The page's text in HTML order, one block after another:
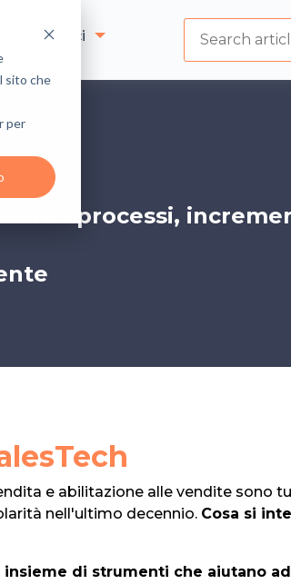
sito che
per
Contattaci
i processi,
e abilitazione alle vendite sono
nell'ultimo decennio. Cosa si
insieme di strumenti che aiutano ad